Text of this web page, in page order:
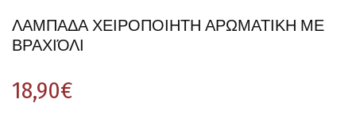
ΛΑΜΠΑΔΑ ΧΕΙΡΟΠΟΙΗΤΗ ΑΡΩΜΑΤΙΚΗ ΜΕ
ΒΡΑΧΙΌΛΙ
18,90€